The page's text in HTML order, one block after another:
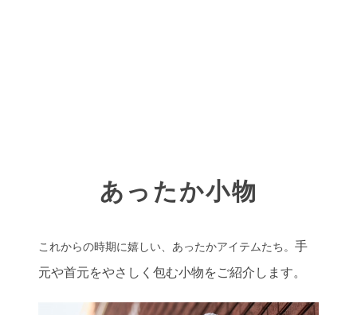
あったか小物
これからの時期に嬉しい、あったかアイテムたち。 手
元や首元をやさしく包む小物をご紹介します。